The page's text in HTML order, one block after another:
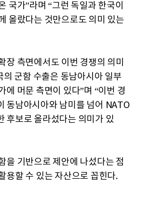
국가”라며 “그런 독일과 한국이
올랐다는 것만으로도 의미 있는
장 측면에서도 이번 경쟁의 의미
의 군함 수출은 동남아시아 일부
에 머문 측면이 있다”며 “이번 경
동남아시아와 남미를 넘어 NATO
후보로 올라섰다는 의미가 있
을 기반으로 제안에 나섰다는 점
용할 수 있는 자산으로 꼽힌다.